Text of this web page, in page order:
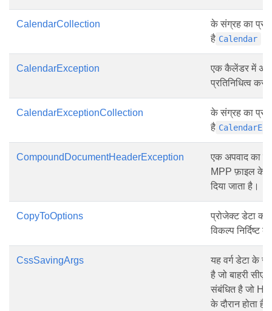
CalendarCollection
के संग्रह का
है Calendar
CalendarException
एक कैलेंडर में
प्रतिनिधित्व
CalendarExceptionCollection
के संग्रह का
है
CompoundDocumentHeaderException
एक अपवाद का
MPP फ़ाइल के
दिया जाता है।
CopyToOptions
प्रोजेक्ट डेटा
विकल्प निर्दिष्ट
CssSavingArgs
यह वर्ग डेटा के
है जो बाहरी
संबंधित है जो
के दौरान होता है।